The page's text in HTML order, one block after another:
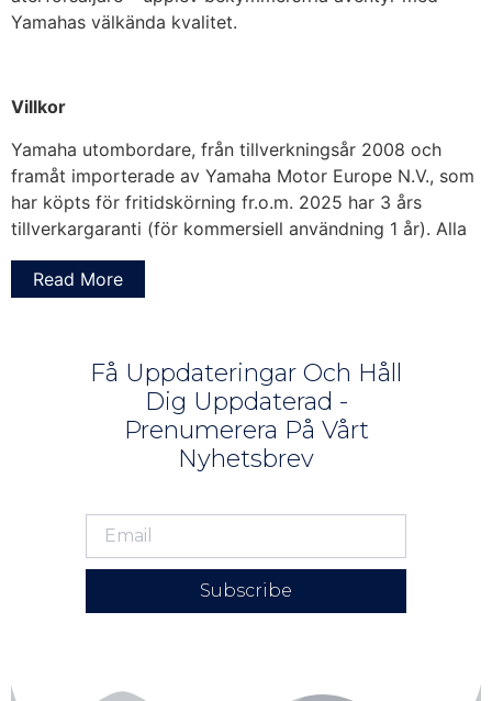
Yamahas välkända kvalitet.
Villkor
Yamaha utombordare, från tillverkningsår 2008 och
framåt importerade av Yamaha Motor Europe N.V., som
har köpts för fritidskörning fr.o.m. 2025 har 3 års
tillverkargaranti (för kommersiell användning 1 år). Alla
Europa och är registrerade i Yamahas garantisystem är
enligt vad som specificeras i Yamahas ägarhandbok.
Fullständiga villkor finns tillgängliga på begäran från din
Read More
Få Uppdateringar Och Håll
Dig Uppdaterad -
Prenumerera På Vårt
Nyhetsbrev
Subscribe